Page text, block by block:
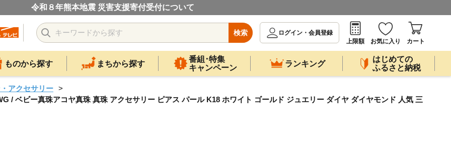
令和８年熊本地震 災害支援寄付受付について
検索
ログイン・会員登録
上限額
お気に入り カート
ものから探す まちから探す
番組･特集
キャンペーン
ランキング
はじめての
ふるさと納税
アクセサリー
/ ベビー真珠アコヤ真珠 真珠 アクセサリー ピアス パール K18 ホワイト ゴールド ジュエリー ダイヤ ダイヤモンド 人気 三